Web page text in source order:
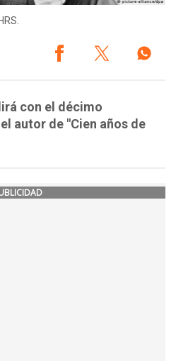
con el décimo
autor de "Cien años de